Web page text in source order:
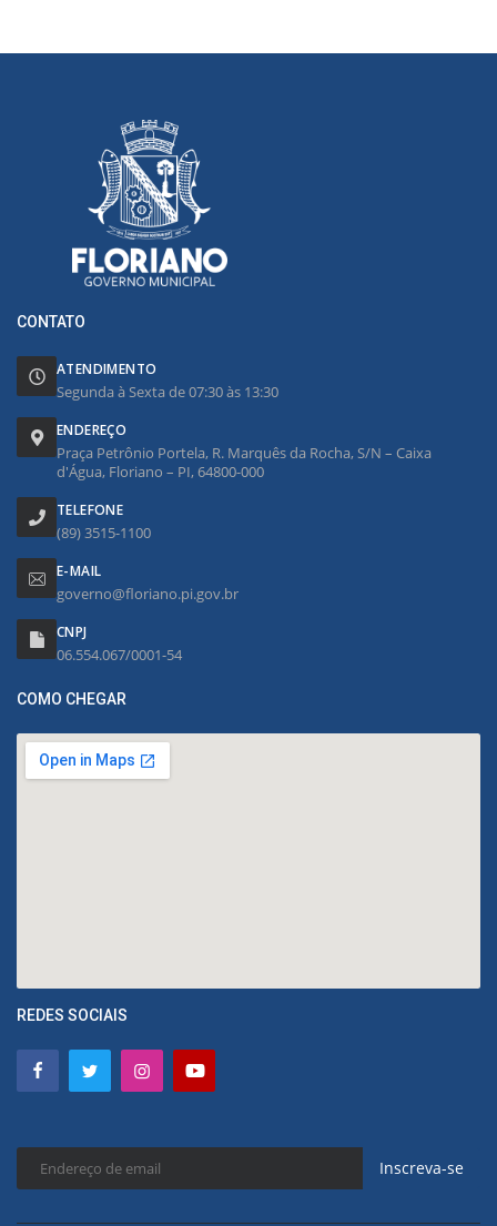
CONTATO
ATENDIMENTO
Segunda à Sexta de 07:30 às 13:30
ENDEREÇO
Praça Petrônio Portela, R. Marquês da Rocha, S/N – Caixa
d'Água, Floriano – PI, 64800-000
TELEFONE
(89) 3515-1100
E-MAIL
governo@floriano.pi.gov.br
CNPJ
06.554.067/0001-54
COMO CHEGAR
REDES SOCIAIS
Inscreva-se